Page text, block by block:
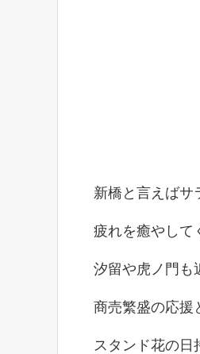
新橋と言えばサ
疲れを癒やして
汐留や虎ノ門も
商売繁盛の応援
スタンド花の日